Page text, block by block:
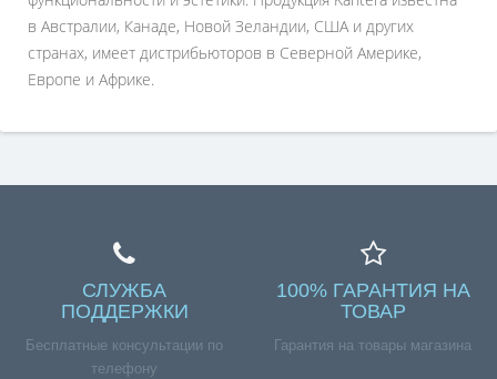
в Австралии, Канаде, Новой Зеландии, США и других
странах, имеет дистрибьюторов в Северной Америке,
Европе и Африке.
СЛУЖБА
ПОДДЕРЖКИ
Бесплатные консультации по
телефону
100% ГАРАНТИЯ НА
ТОВАР
Гарантия на товары магазина